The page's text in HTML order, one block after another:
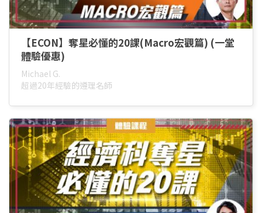
【ECON】奪星必懂的20課(Macro宏觀篇) (一堂
體驗優惠)
Michael G.
超過20年經驗的遵理名師